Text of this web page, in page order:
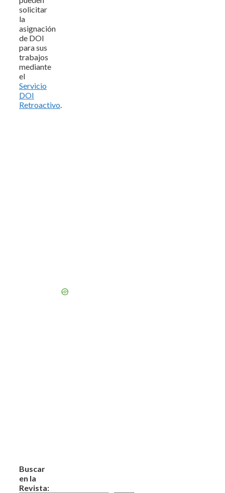
solicitar
la
asignación
de DOI
para sus
trabajos
mediante
el
Servicio
DOI
Retroactivo.
Buscar
en la
Revista: